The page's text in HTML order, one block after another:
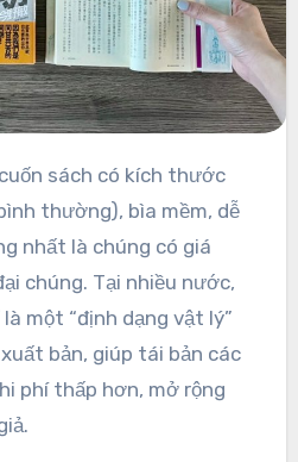
thường), bìa mềm, dễ
nhất là chúng có giá
chúng. Tại nhiều nước,
một “định dạng vật lý”
bản, giúp tái bản các
phí thấp hơn, mở rộng